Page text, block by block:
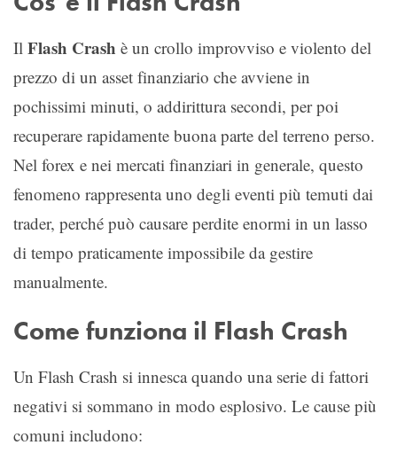
Il Flash Crash è un crollo improvviso e violento del
prezzo di un asset finanziario che avviene in
pochissimi minuti, o addirittura secondi, per poi
recuperare rapidamente buona parte del terreno perso.
Nel forex e nei mercati finanziari in generale, questo
fenomeno rappresenta uno degli eventi più temuti dai
trader, perché può causare perdite enormi in un lasso
di tempo praticamente impossibile da gestire
manualmente.
Come funziona il Flash Crash
Un Flash Crash si innesca quando una serie di fattori
negativi si sommano in modo esplosivo. Le cause più
comuni includono: